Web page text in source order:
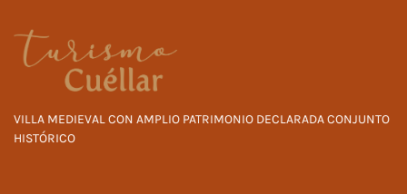
VILLA MEDIEVAL CON AMPLIO PATRIMONIO DECLARADA CONJUNTO
HISTÓRICO